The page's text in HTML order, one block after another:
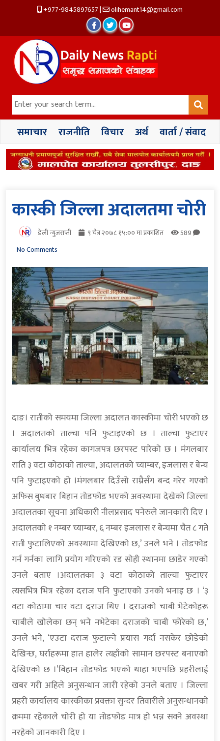
+977-9845897657| olihemant14@gmail.com
समाचार राजनीति विचार अर्थ वार्ता / संवाद
कास्की जिल्ला अदालतमा चोरी
डेली न्युजराप्ती ९ चैत्र २०७८ १५:०० मा प्रकाशित
589
No Comments
दाङ। रातीको समयमा जिल्ला अदालत कास्कीमा चोरी भएको छ
। अदालतको ताल्चा पनि फुटाइएको छ । ताल्चा फुटाएर
कार्यालय भित्र रहेका कागजपत्र छरपस्ट पारेको छ । मंगलबार
राति ३ वटा कोठाको ताल्चा, अदालतको च्याम्बर, इजलास र बेन्च
पनि फुटाइएको हो ।मंगलबार दिउँसो राम्रैसँग बन्द गरेर गएको
अफिस बुधबार बिहान तोडफोड भएको अवस्थामा देखेको जिल्ला
अदालतका सूचना अधिकारी नीलप्रसाद पनेरुले जानकारी दिए ।
अदालतको १ नम्बर च्याम्बर, ६ नम्बर इजलास र बेन्चमा चैत ८ गते
राती फुटालिएको अवस्थामा देखिएको छ,’ उनले भने । तोडफोड
गर्न गर्नका लागि प्रयोग गरिएको रड सोही स्थानमा छाडेर गएको
उनले बताए ।अदालतका ३ वटा कोठाको ताल्चा फुटाएर
त्यसभित्र भित्र रहेका दराज पनि फुटाएको उनको भनाइ छ । ‘३
वटा कोठामा चार वटा दराज थिए । दराजको चाबी भेटेकोहरू
चाबीले खोलेका छन् भने नभेटेका दराजको चाबी फोरेको छ,’
उनले भने, ‘एउटा दराज फुटाल्ने प्रयास गर्दा नसकेर छोडेको
देखिन्छ, घर्राहरूमा हात हालेर त्यहाँको सामान छरपस्ट बनाएको
देखिएको छ ।’बिहान तोडफोड भएको थाहा भएपछि प्रहरीलाई
खबर गरी अहिले अनुसन्धान जारी रहेको उनले बताए । जिल्ला
प्रहरी कार्यालय कास्कीका प्रवक्ता सुन्दर तिवारीले अनुसन्धानको
क्रममा रहेकाले चोरी हो या तोडफोड मात्र हो भन्न सक्ने अवस्था
नरहेको जानकारी दिए ।